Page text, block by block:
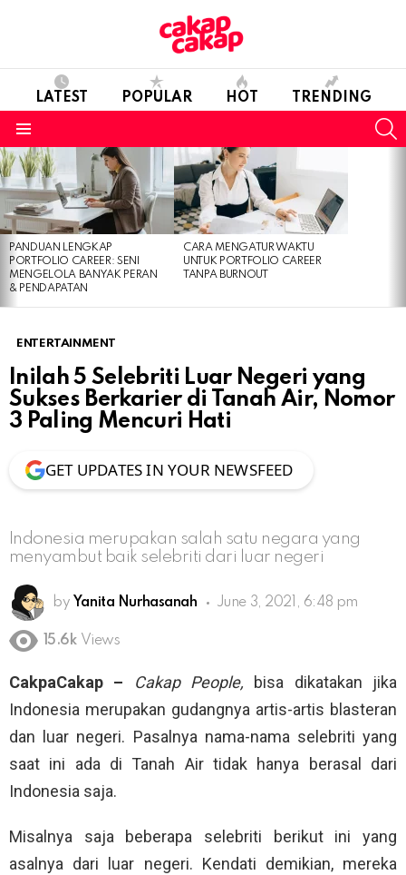
LATEST POPULAR HOT TRENDING
LATEST
STORIES
PANDUAN LENGKAP
PORTFOLIO CAREER: SENI
MENGELOLA BANYAK PERAN
& PENDAPATAN
CARA MENGATUR WAKTU
UNTUK PORTFOLIO CAREER
TANPA BURNOUT
ENTERTAINMENT
Inilah 5 Selebriti Luar Negeri yang
Sukses Berkarier di Tanah Air, Nomor
3 Paling Mencuri Hati
GET UPDATES IN YOUR NEWSFEED
Indonesia merupakan salah satu negara yang
menyambut baik selebriti dari luar negeri
by Yanita Nurhasanah June 3, 2021, 6:48 pm
15.6k Views
CakpaCakap – Cakap People, bisa dikatakan jika
Indonesia merupakan gudangnya artis-artis blasteran
dan luar negeri. Pasalnya nama-nama selebriti yang
saat ini ada di Tanah Air tidak hanya berasal dari
Indonesia saja.
Misalnya saja beberapa selebriti berikut ini yang
asalnya dari luar negeri. Kendati demikian, mereka